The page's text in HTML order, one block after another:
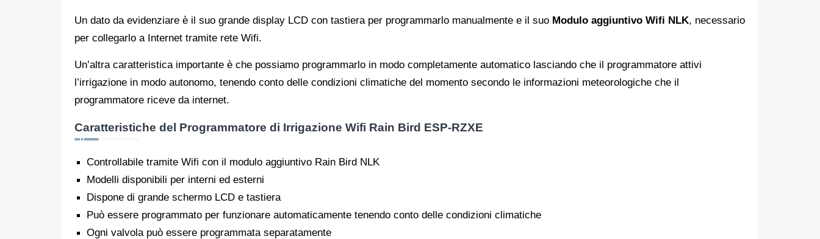
Un dato da evidenziare è il suo grande display LCD con tastiera per programmarlo manualmente e il suo Modulo aggiuntivo Wifi NLK, necessario
per collegarlo a Internet tramite rete Wifi.
Un’altra caratteristica importante è che possiamo programmarlo in modo completamente automatico lasciando che il programmatore attivi
l’irrigazione in modo autonomo, tenendo conto delle condizioni climatiche del momento secondo le informazioni meteorologiche che il
programmatore riceve da internet.
Caratteristiche del Programmatore di Irrigazione Wifi Rain Bird ESP-RZXE
Controllabile tramite Wifi con il modulo aggiuntivo Rain Bird NLK
Modelli disponibili per interni ed esterni
Dispone di grande schermo LCD e tastiera
Può essere programmato per funzionare automaticamente tenendo conto delle condizioni climatiche
Ogni valvola può essere programmata separatamente